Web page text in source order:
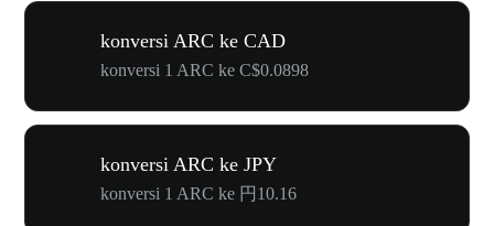
konversi ARC ke CAD
konversi 1 ARC ke C$0.0898
konversi ARC ke JPY
konversi 1 ARC ke 円10.16